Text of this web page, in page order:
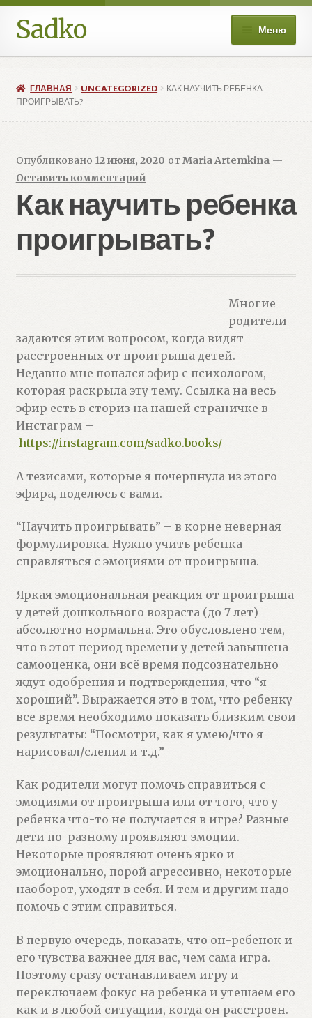
Перейти
к
навигации
Перейти
к
содержимому
Sadko Меню
Книжные подборки
Мой аккаунт
Избранное
Больше
меню
ГЛАВНАЯ UNCATEGORIZED
КАК НАУЧИТЬ РЕБЕНКА
ПРОИГРЫВАТЬ?
Опубликовано 12 июня, 2020 отMaria Artemkina —
Оставить комментарий
Как научить ребенка
проигрывать?
Многие
родители
задаются этим вопросом, когда видят
расстроенных от проигрыша детей.
Недавно мне попался эфир с психологом,
которая раскрыла эту тему. Ссылка на весь
эфир есть в сториз на нашей страничке в
Инстаграм –
https://instagram.com/sadko.books/
А тезисами, которые я почерпнула из этого
эфира, поделюсь с вами.
“Научить проигрывать” – в корне неверная
формулировка. Нужно учить ребенка
справляться с эмоциями от проигрыша.
Яркая эмоциональная реакция от проигрыша
у детей дошкольного возраста (до 7 лет)
абсолютно нормальна. Это обусловлено тем,
что в этот период времени у детей завышена
самооценка, они всё время подсознательно
ждут одобрения и подтверждения, что “я
хороший”. Выражается это в том, что ребенку
все время необходимо показать близким свои
результаты: “Посмотри, как я умею/что я
нарисовал/слепил и т.д.”
Как родители могут помочь справиться с
эмоциями от проигрыша или от того, что у
ребенка что-то не получается в игре? Разные
дети по-разному проявляют эмоции.
Некоторые проявляют очень ярко и
эмоционально, порой агрессивно, некоторые
наоборот, уходят в себя. И тем и другим надо
помочь с этим справиться.
В первую очередь, показать, что он-ребенок и
его чувства важнее для вас, чем сама игра.
Поэтому сразу останавливаем игру и
переключаем фокус на ребенка и утешаем его
как и в любой ситуации, когда он расстроен.